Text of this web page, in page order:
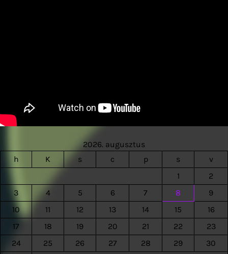
2026. augusztus
h
K s c p s
v
1
2
3
4 5 6 7 8
9
10
11 12 13 14 15
16
17
18 19 20 21 22
23
24
25 26 27 28 29
30